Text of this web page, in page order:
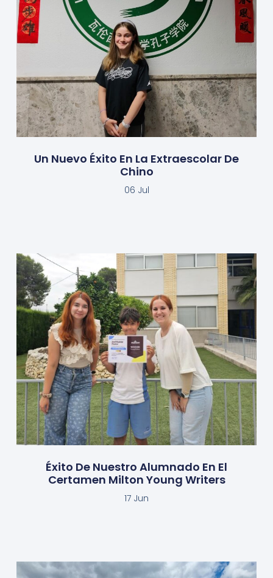
Un Nuevo Éxito En La Extraescolar De
Chino
06 Jul
Éxito De Nuestro Alumnado En El
Certamen Milton Young Writers
17 Jun